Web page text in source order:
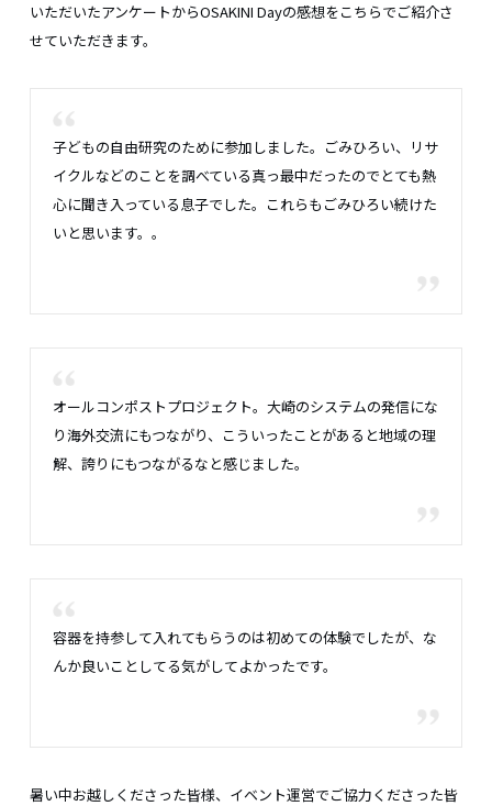
いただいたアンケートからOSAKINI Dayの感想をこちらでご紹介さ
せていただきます。
子どもの自由研究のために参加しました。ごみひろい、リサ
イクルなどのことを調べている真っ最中だったのでとても熱
心に聞き入っている息子でした。これらもごみひろい続けた
いと思います。。
オールコンポストプロジェクト。大崎のシステムの発信にな
り海外交流にもつながり、こういったことがあると地域の理
解、誇りにもつながるなと感じました。
容器を持参して入れてもらうのは初めての体験でしたが、な
んか良いことしてる気がしてよかったです。
暑い中お越しくださった皆様、イベント運営でご協力くださった皆